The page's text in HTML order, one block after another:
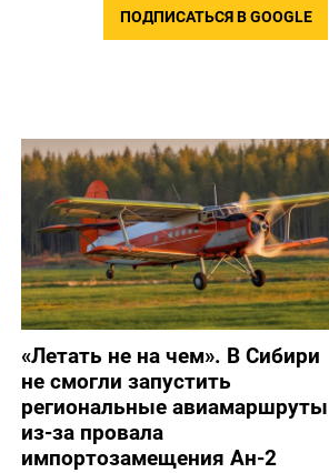
ПОДПИСАТЬСЯ В GOOGLE
«Летать не на чем». В Сибири
не смогли запустить
региональные авиамаршруты
из-за провала
импортозамещения Ан-2